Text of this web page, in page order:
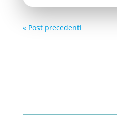
« Post precedenti